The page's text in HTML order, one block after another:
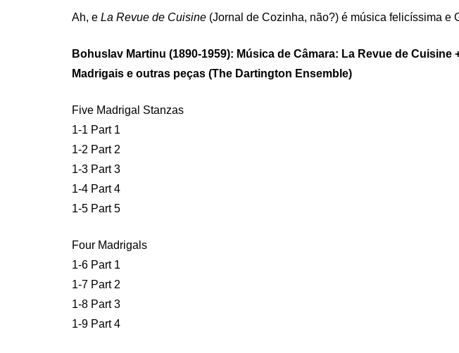
Ah, e La Revue de Cuisine (Jornal de Cozinha, não?) é música felicíssima e
Bohuslav Martinu (1890-1959): Música de Câmara: La Revue de Cuisine
Madrigais e outras peças (The Dartington Ensemble)
Five Madrigal Stanzas
1-1 Part 1
1-2 Part 2
1-3 Part 3
1-4 Part 4
1-5 Part 5
Four Madrigals
1-6 Part 1
1-7 Part 2
1-8 Part 3
1-9 Part 4